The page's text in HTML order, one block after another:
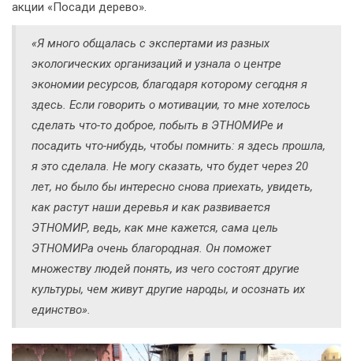
акции «Посади дерево».
«Я много общалась с экспертами из разных
экологических организаций и узнала о центре
экономии ресурсов, благодаря которому сегодня я
здесь. Если говорить о мотивации, то мне хотелось
сделать что-то доброе, побыть в ЭТНОМИРе и
посадить что-нибудь, чтобы помнить: я здесь прошла,
я это сделала. Не могу сказать, что будет через 20
лет, но было бы интересно снова приехать, увидеть,
как растут наши деревья и как развивается
ЭТНОМИР, ведь, как мне кажется, сама цель
ЭТНОМИРа очень благородная. Он поможет
множеству людей понять, из чего состоят другие
культуры, чем живут другие народы, и осознать их
единство».